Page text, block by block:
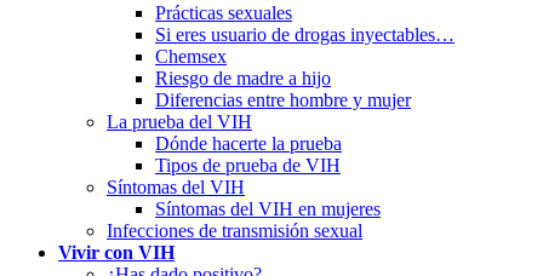
Prácticas sexuales
Si eres usuario de drogas inyectables…
Chemsex
Riesgo de madre a hijo
Diferencias entre hombre y mujer
La prueba del VIH
Dónde hacerte la prueba
Tipos de prueba de VIH
Síntomas del VIH
Síntomas del VIH en mujeres
Infecciones de transmisión sexual
Vivir con VIH